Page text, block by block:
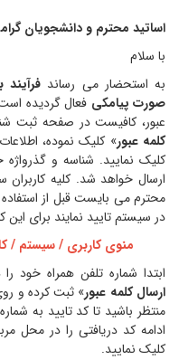
اساتید محترم و دانشجویان
با سلام
به استحضار می رساند
صورت پیامکی فعال گردیده
عبور، کافیست در صفحه ثبت
کلمه عبور» کلیک نموده،
کلیک نمایید. شناسه و
ارسال خواهد شد. کلیه کاربران
محترم می بایست قبل از استفاده
در سیستم تایید نمایند برای این
منوی کاربری / سیستم /
ابتدا شماره تلفن همراه خود
ارسال کلمه عبور» ثبت کرده و
منتظر باشید تا کد تایید به
ادامه کد دریافتی را در محل
کلیک نمایید.